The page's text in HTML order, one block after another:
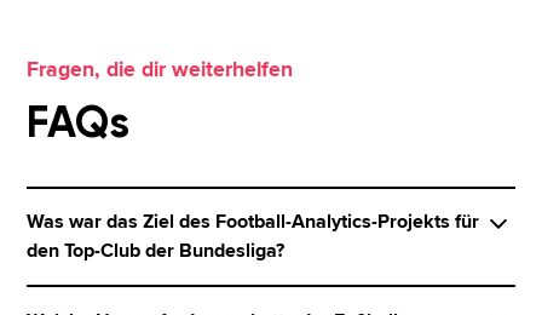
Fragen, die dir weiterhelfen
FAQs
Was war das Ziel des Football-Analytics-Projekts für
den Top-Club der Bundesliga?